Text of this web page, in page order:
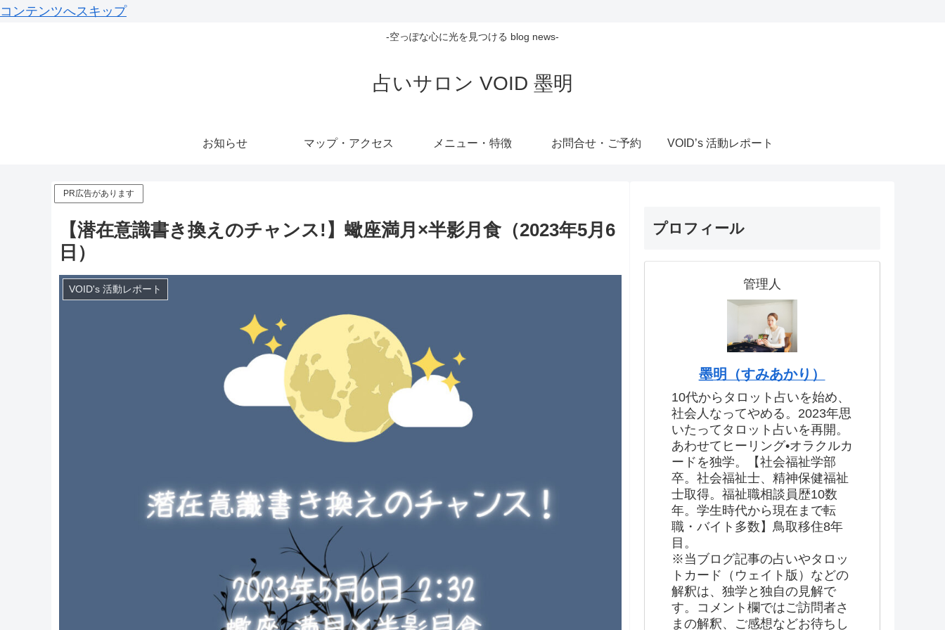
コンテンツへスキップ
-空っぽな心に光を見つける blog news-
占いサロン VOID 墨明
お知らせ マップ・アクセス メニュー・特徴 お問合せ・ご予約 VOID’s 活動レポート
PR広告があります
【潜在意識書き換えのチャンス!】蠍座満月×半影月食（2023年5月6
日）
VOID's 活動レポート
プロフィール
管理人
墨明（すみあかり）
10代からタロット占いを始め、
社会人なってやめる。2023年思
いたってタロット占いを再開。
あわせてヒーリング•オラクルカ
ードを独学。【社会福祉学部
卒。社会福祉士、精神保健福祉
士取得。福祉職相談員歴10数
年。学生時代から現在まで転
職・バイト多数】鳥取移住8年
目。
※当ブログ記事の占いやタロッ
トカード（ウェイト版）などの
解釈は、独学と独自の見解で
す。コメント欄ではご訪問者さ
まの解釈、ご感想などお待ちし